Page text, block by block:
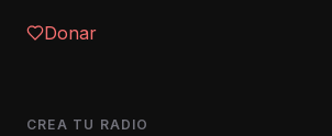
Donar
CREA TU RADIO